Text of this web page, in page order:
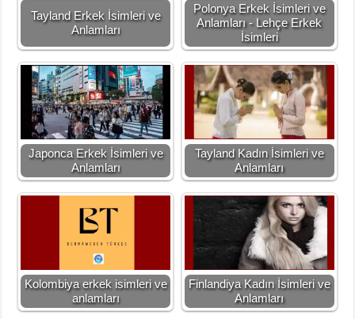
Tayland Erkek İsimleri ve
Anlamları
Polonya Erkek İsimleri ve
Anlamları - Lehçe Erkek
İsimleri
Japonca Erkek İsimleri ve
Anlamları
Tayland Kadın İsimleri ve
Anlamları
Kolombiya erkek isimleri ve
anlamları
Finlandiya Kadın İsimleri ve
Anlamları